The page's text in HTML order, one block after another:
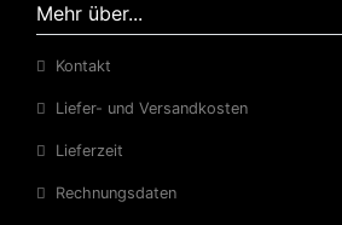
Mehr über...
Kontakt
Liefer- und Versandkosten
Lieferzeit
Rechnungsdaten